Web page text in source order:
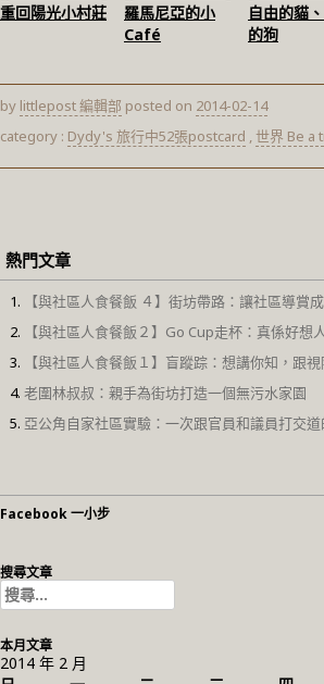
重回陽光小村莊
羅馬尼亞的小
Café
自由的貓
的狗
by littlepost 編輯部 posted on 2014-02-14
category : Dydy's 旅行中52張postcard ,世界 Be a
熱門文章
【與社區人食餐飯 ４】街坊帶路：讓社區導賞
【與社區人食餐飯２】Go Cup走杯：真係好想
【與社區人食餐飯１】盲蹤踪：想講你知，跟
老圍林叔叔：親手為街坊打造一個無污水家園
亞公角自家社區實驗：一次跟官員和議員打交
Facebook 一小步
搜尋文章
搜
尋
關
鍵
字:
本月文章
2014 年 2 月